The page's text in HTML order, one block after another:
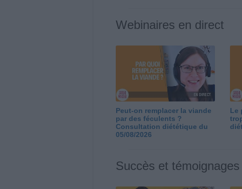
Webinaires en direct
Peut-on remplacer la viande
par des féculents ?
Consultation diététique du
05/08/2026
Le
Succès et témoignages